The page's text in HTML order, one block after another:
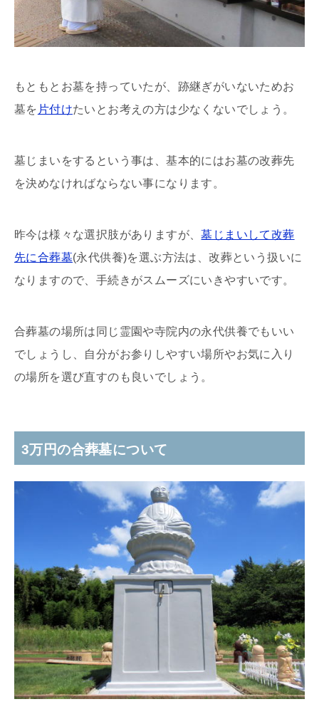
もともとお墓を持っていたが、跡継ぎがいないためお
墓を 片付けたいとお考えの方は少なくないでしょう。
墓じまいをするという事は、基本的にはお墓の改葬先
を決めなければならない事になります。
昨今は様々な選択肢がありますが、墓じまいして改葬
先に合葬墓(永代供養)を選ぶ方法は、改葬という扱いに
なりますので、手続きがスムーズにいきやすいです。
合葬墓の場所は同じ霊園や寺院内の永代供養でもいい
でしょうし、自分がお参りしやすい場所やお気に入り
の場所を選び直すのも良いでしょう。
3万円の合葬墓について